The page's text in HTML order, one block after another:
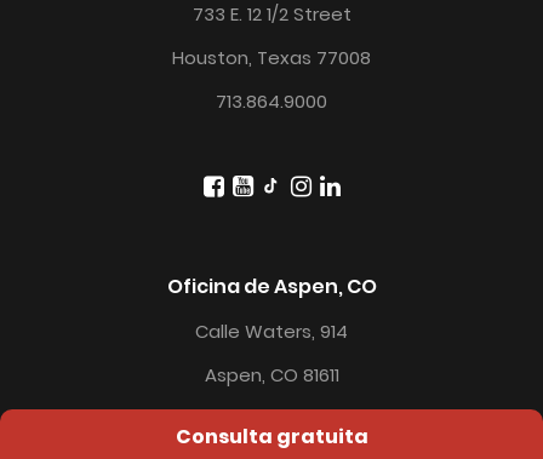
733 E. 12 1/2 Street
Houston, Texas 77008
713.864.9000
Oficina de Aspen, CO
Calle Waters, 914
Aspen, CO 81611
Consulta gratuita